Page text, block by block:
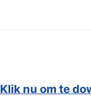
Klik nu om te